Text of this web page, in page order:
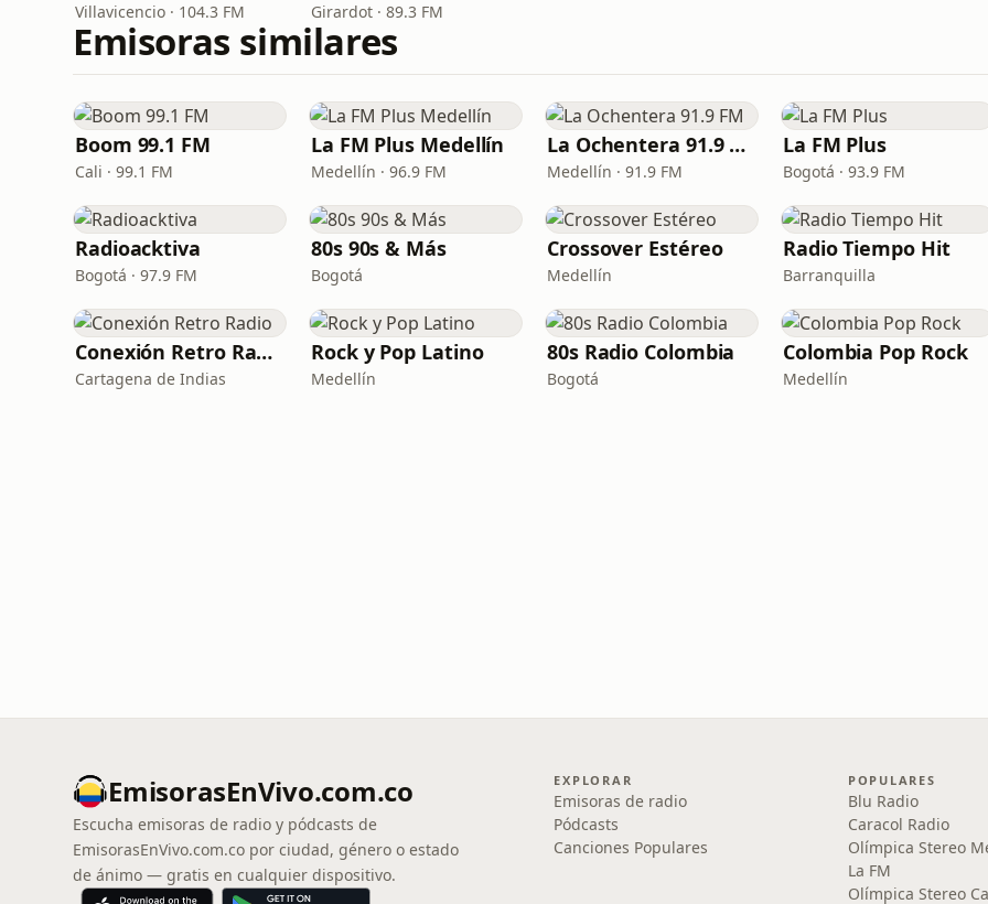
Villavicencio · 104.3 FM Girardot · 89.3 FM
Emisoras similares
Boom 99.1 FM
Cali · 99.1 FM
La FM Plus Medellín
Medellín · 96.9 FM
La Ochentera 91.9 FM
Medellín · 91.9 FM
La FM Plus
Bogotá · 93.9 FM
Radioacktiva
Bogotá · 97.9 FM
80s 90s & Más
Bogotá
Crossover Estéreo
Medellín
Radio Tiempo Hit
Barranquilla
Conexión Retro Radio
Cartagena de Indias
Rock y Pop Latino
Medellín
80s Radio Colombia
Bogotá
Colombia Pop Rock
Medellín
EmisorasEnVivo.com.co
Escucha emisoras de radio y pódcasts de
EmisorasEnVivo.com.co por ciudad, género o estado
de ánimo — gratis en cualquier dispositivo.
EXPLORAR
Emisoras de radio
Pódcasts
Canciones Populares
POPULARES
Blu Radio
Caracol Radio
Olímpica Stereo
La FM
Olímpica Stereo